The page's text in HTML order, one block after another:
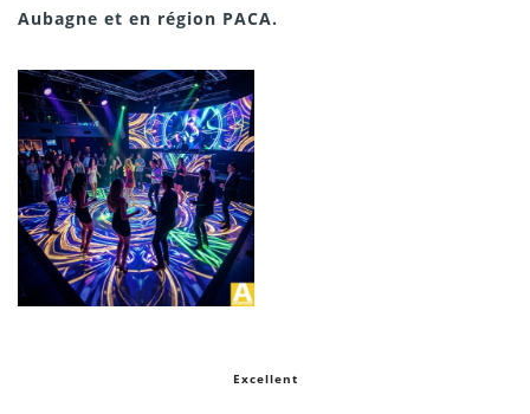
Aubagne et en région PACA.
Excellent